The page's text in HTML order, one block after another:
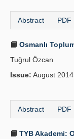
Abstract PDF
Osmanlı
Tuğrul Özcan
Issue: August
Abstract PDF
TYB Akademi: